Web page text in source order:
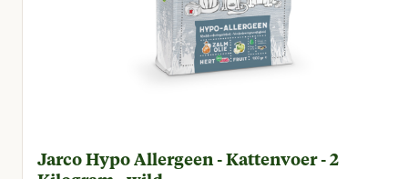
Jarco Hypo Allergeen - Kattenvoer - 2